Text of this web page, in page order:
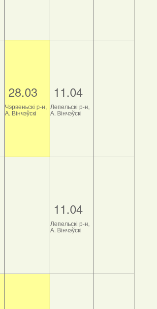
28.03
Чэрвеньскі р-н,
А. Вінчэўскі
11.04
Лепельскі р-н,
А. Вінчэўскі
11.04
Лепельскі р-н,
А. Вінчэўскі